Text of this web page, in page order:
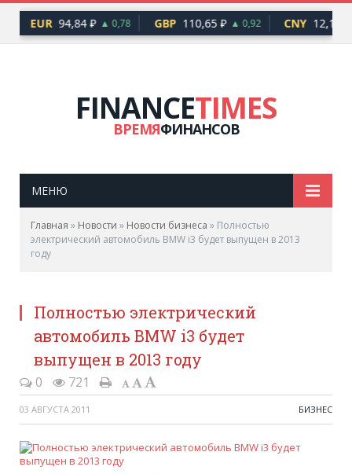
EUR 94,84 ₽ ▲ 0,78 GBP 110,65 ₽ ▲ 0,92 CNY 12,17 ₽
FINANCETIMES
ВРЕМЯФИНАНСОВ
МЕНЮ
Главная » Новости » Новости бизнеса » Полностью
электрический автомобиль BMW i3 будет выпущен в 2013
году
Полностью электрический
автомобиль BMW i3 будет
выпущен в 2013 году
0 721
03 АВГУСТА 2011 БИЗНЕС